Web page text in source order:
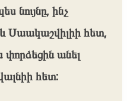
նույնը, ինչ
Սաակաշվիլիի հետ,
անել
հետ: